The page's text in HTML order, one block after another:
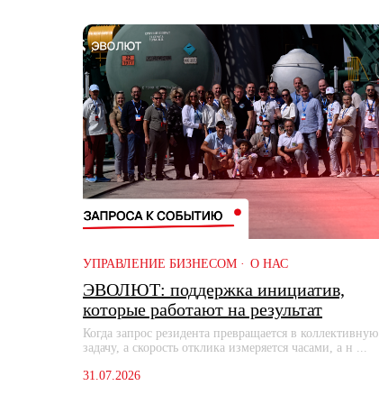
УПРАВЛЕНИЕ БИЗНЕСОМ О НАС
ЭВОЛЮТ: поддержка инициатив,
которые работают на результат
Когда запрос резидента превращается в коллективную
задачу, а скорость отклика измеряется часами, а н ...
31.07.2026